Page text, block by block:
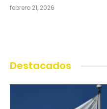
febrero 21, 2026
Destacados